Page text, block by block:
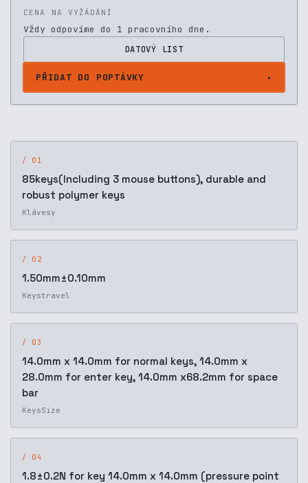
CENA NA VYŽÁDÁNÍ
Vždy odpovíme do 1 pracovního dne.
DATOVÝ LIST
PŘIDAT DO POPTÁVKY
/ 01
85keys(Including 3 mouse buttons), durable and
robust polymer keys
Klávesy
/ 02
1.50mm±0.10mm
Keystravel
/ 03
14.0mm x 14.0mm for normal keys, 14.0mm x
28.0mm for enter key, 14.0mm x68.2mm for space
bar
KeysSize
/ 04
1.8±0.2N for key 14.0mm x 14.0mm (pressure point